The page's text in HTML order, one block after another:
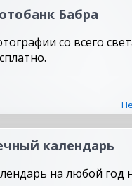
Бабра
со всего
календарь
на любой год